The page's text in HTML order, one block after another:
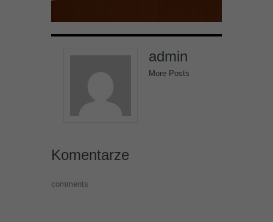
admin
More Posts
Komentarze
comments